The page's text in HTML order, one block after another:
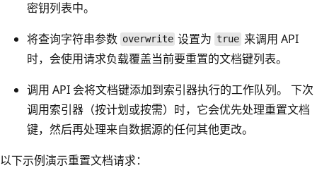
密钥列表中。
将查询字符串参数 overwrite 设置为true来调用 API
时，会使用请求负载覆盖当前要重置的文档键列表。
调用 API 会将文档键添加到索引器执行的工作队列。 下次
调用索引器（按计划或按需）时，它会优先处理重置文档
键，然后再处理来自数据源的任何其他更改。
以下示例演示重置文档请求：